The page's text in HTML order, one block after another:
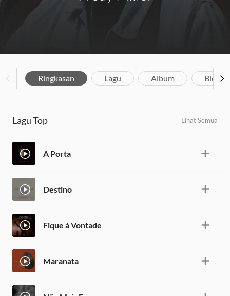
Ringkasan Lagu Album
Lagu Top Lihat Semua
A Porta
Destino
Fique à Vontade
Maranata